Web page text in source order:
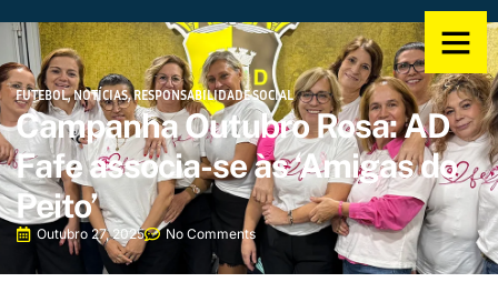
FUTEBOL,NOTÍCIAS,RESPONSABILIDADE SOCIAL
Campanha Outubro Rosa: AD
Fafe associa-se às ‘Amigas do
Peito’
Outubro 27, 2025 No Comments